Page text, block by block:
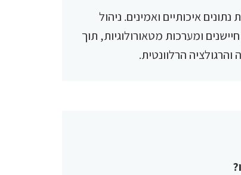
איכותיים ואמינים. ניהול
ומערכות מטאורולוגיות, תוך
הרלוונטית.